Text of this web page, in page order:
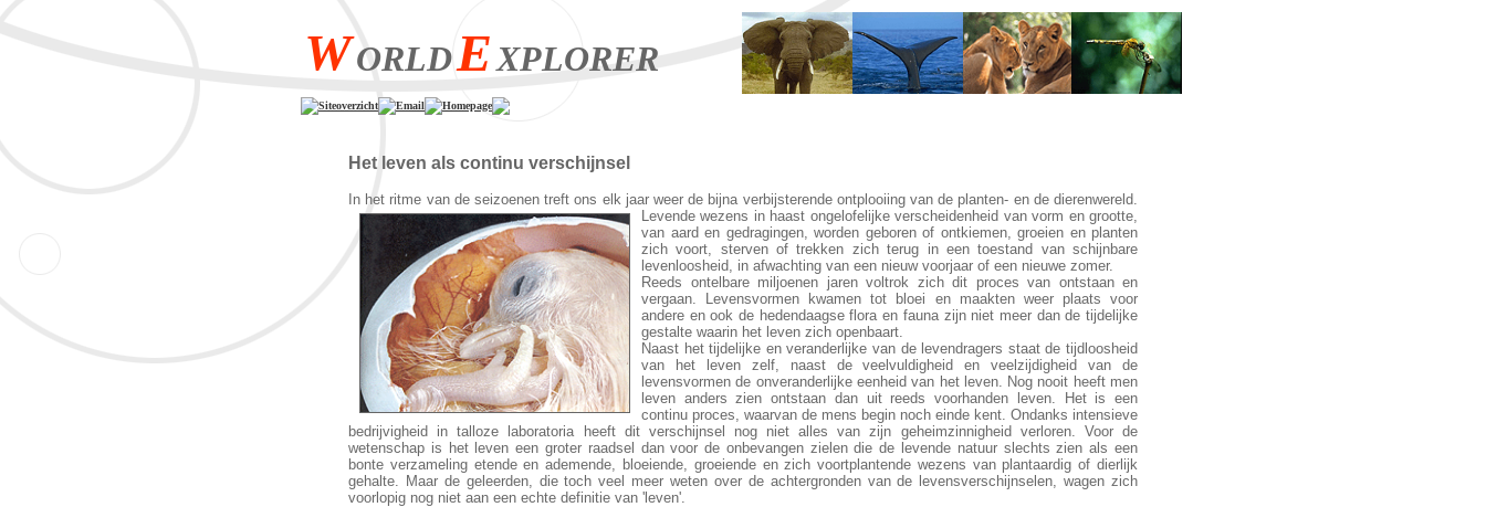
WORLDEXPLORER
Siteoverzicht Email Homepage
Het leven als continu verschijnsel
In het ritme van de seizoenen treft ons elk jaar weer de bijna verbijsterende ontplooiing van de planten- en de dierenwereld.
Levende wezens in haast ongelofelijke verscheidenheid van vorm en grootte,
van aard en gedragingen, worden geboren of ontkiemen, groeien en planten
zich voort, sterven of trekken zich terug in een toestand van schijnbare
levenloosheid, in afwachting van een nieuw voorjaar of een nieuwe zomer.
Reeds ontelbare miljoenen jaren voltrok zich dit proces van ontstaan en
vergaan. Levensvormen kwamen tot bloei en maakten weer plaats voor
andere en ook de hedendaagse flora en fauna zijn niet meer dan de tijdelijke
gestalte waarin het leven zich openbaart.
Naast het tijdelijke en veranderlijke van de levendragers staat de tijdloosheid
van het leven zelf, naast de veelvuldigheid en veelzijdigheid van de
levensvormen de onveranderlijke eenheid van het leven. Nog nooit heeft men
leven anders zien ontstaan dan uit reeds voorhanden leven. Het is een
continu proces, waarvan de mens begin noch einde kent. Ondanks intensieve
bedrijvigheid in talloze laboratoria heeft dit verschijnsel nog niet alles van zijn geheimzinnigheid verloren. Voor de
wetenschap is het leven een groter raadsel dan voor de onbevangen zielen die de levende natuur slechts zien als een
bonte verzameling etende en ademende, bloeiende, groeiende en zich voortplantende wezens van plantaardig of dierlijk
gehalte. Maar de geleerden, die toch veel meer weten over de achtergronden van de levensverschijnselen, wagen zich
voorlopig nog niet aan een echte definitie van 'leven'.